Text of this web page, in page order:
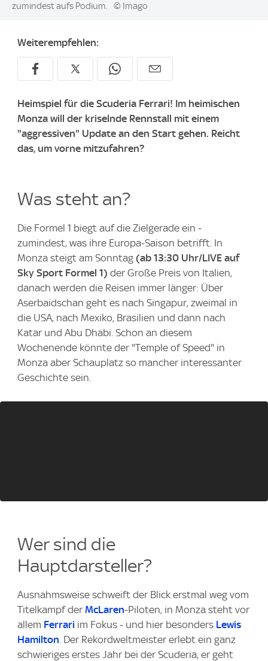
zumindest aufs Podium.
© Imago
Weiterempfehlen:
Heimspiel für die Scuderia Ferrari! Im heimischen
Monza will der kriselnde Rennstall mit einem
"aggressiven" Update an den Start gehen. Reicht
das, um vorne mitzufahren?
Was steht an?
Die Formel 1 biegt auf die Zielgerade ein -
zumindest, was ihre Europa-Saison betrifft. In
Monza steigt am Sonntag (ab 13:30 Uhr/LIVE auf
Sky Sport Formel 1) der Große Preis von Italien,
danach werden die Reisen immer länger: Über
Aserbaidschan geht es nach Singapur, zweimal in
die USA, nach Mexiko, Brasilien und dann nach
Katar und Abu Dhabi. Schon an diesem
Wochenende könnte der "Temple of Speed" in
Monza aber Schauplatz so mancher interessanter
Geschichte sein.
Wer sind die
Hauptdarsteller?
Ausnahmsweise schweift der Blick erstmal weg vom
Titelkampf der McLaren-Piloten, in Monza steht vor
allem Ferrari im Fokus - und hier besonders Lewis
Hamilton . Der Rekordweltmeister erlebt ein ganz
schwieriges erstes Jahr bei der Scuderia, er geht